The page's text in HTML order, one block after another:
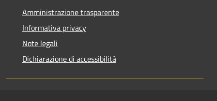
Amministrazione trasparente
Informativa privacy
Note legali
Dichiarazione di accessibilità